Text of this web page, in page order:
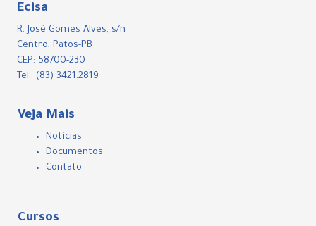
Ecisa
R. José Gomes Alves, s/n
Centro, Patos-PB
CEP: 58700-230
Tel.: (83) 3421.2819
Veja Mais
Notícias
Documentos
Contato
Cursos